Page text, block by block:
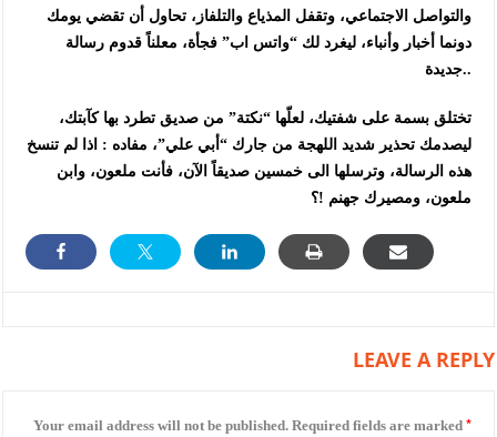
والتواصل الاجتماعي، وتقفل المذياع والتلفاز، تحاول أن تقضي يومك
دونما أخبار وأنباء، ليغرد لك “واتس اب” فجأة، معلناً قدوم رسالة
جديدة..
تختلق بسمة على شفتيك، لعلّها “نكتة” من صديق تطرد بها كآبتك،
ليصدمك تحذير شديد اللهجة من جارك “أبي علي”، مفاده : اذا لم تنسخ
هذه الرسالة، وترسلها الى خمسين صديقاً الآن، فأنت ملعون، وابن
ملعون، ومصيرك جهنم !؟
LEAVE A REPLY
Your email address will not be published. Required fields are marked *